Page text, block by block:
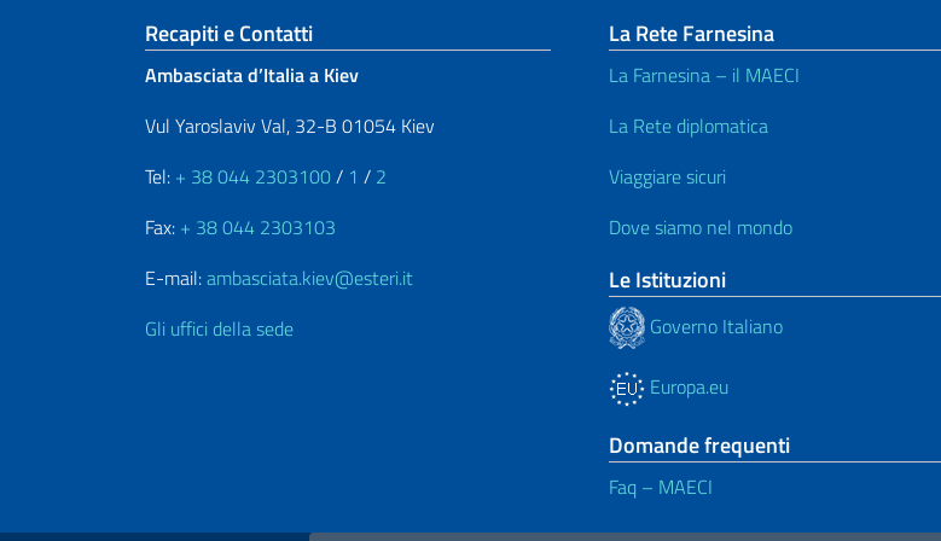
Sezione footer
Recapiti e Contatti
Ambasciata d’Italia a Kiev
Vul Yaroslaviv Val, 32-B 01054 Kiev
Tel: + 38 044 2303100/ 1 / 2
Fax: + 38 044 2303103
E-mail:ambasciata.kiev@esteri.it
Gli uffici della sede
La Rete Farnesina
La Farnesina – il MAECI
La Rete diplomatica
Viaggiare sicuri
Dove siamo nel mondo
Le Istituzioni
Governo Italiano
Europa.eu
Domande frequenti
Faq – MAECI